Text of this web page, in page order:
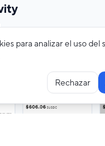
para analizar el uso del
Rechazar